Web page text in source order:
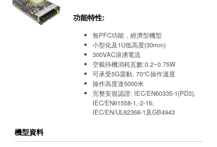
功能特性:
無PFC功能，經濟型機型
小型化及1U低高度(30mm)
300VAC浪湧電流
空載待機消耗瓦數:0.2~0.75W
可承受5G震動, 70℃操作溫度
操作高度達5000米
完整安規認證: IEC/EN60335-1(PD3),
IEC/EN61558-1,-2-16;
IEC/EN/UL62368-1及GB4943
機型資料